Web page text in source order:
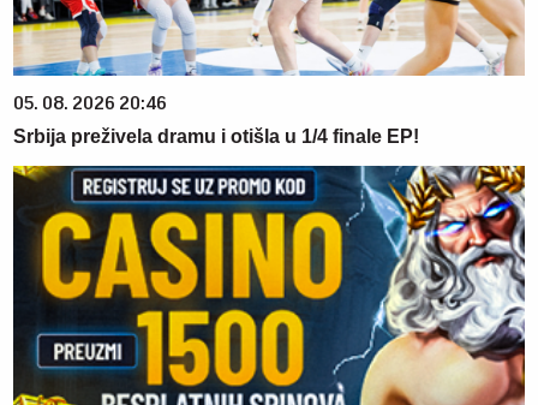
05. 08. 2026 20:46
Srbija preživela dramu i otišla u 1/4 finale EP!